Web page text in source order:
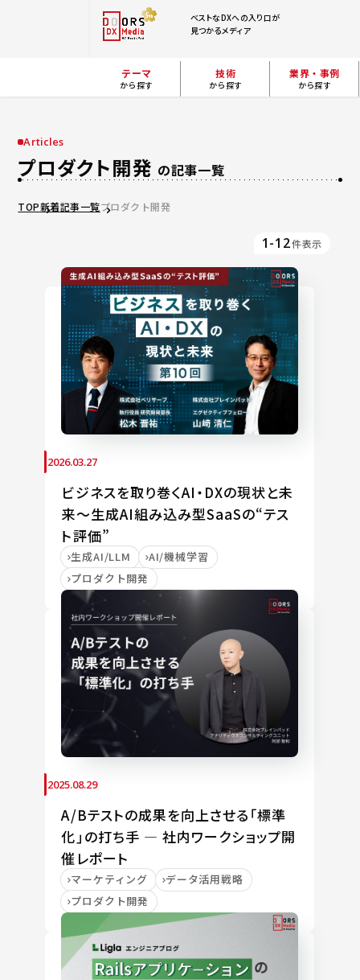
ベストなDXへの入り口が
見つかるメディア
テーマ
から探す
技術
から探す
業界・事例
から探す
Articles
プロダクト開発 の記事一覧
TOP新着記事一覧プロダクト開発
1-12件表示
2026.03.27
ビジネスを取り巻くAI・DXの現状と未
来～生成AI組み込み型SaaSの“テス
ト評価”
生成AI/LLM
AI/機械学習
プロダクト開発
2025.08.29
A/Bテストの成果を向上させる「標準
化」の打ち手 ― 社内ワークショップ開
催レポート
マーケティング
データ活用戦略
プロダクト開発